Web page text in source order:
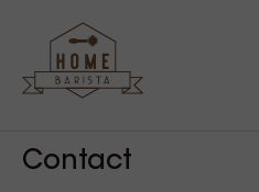
Contact